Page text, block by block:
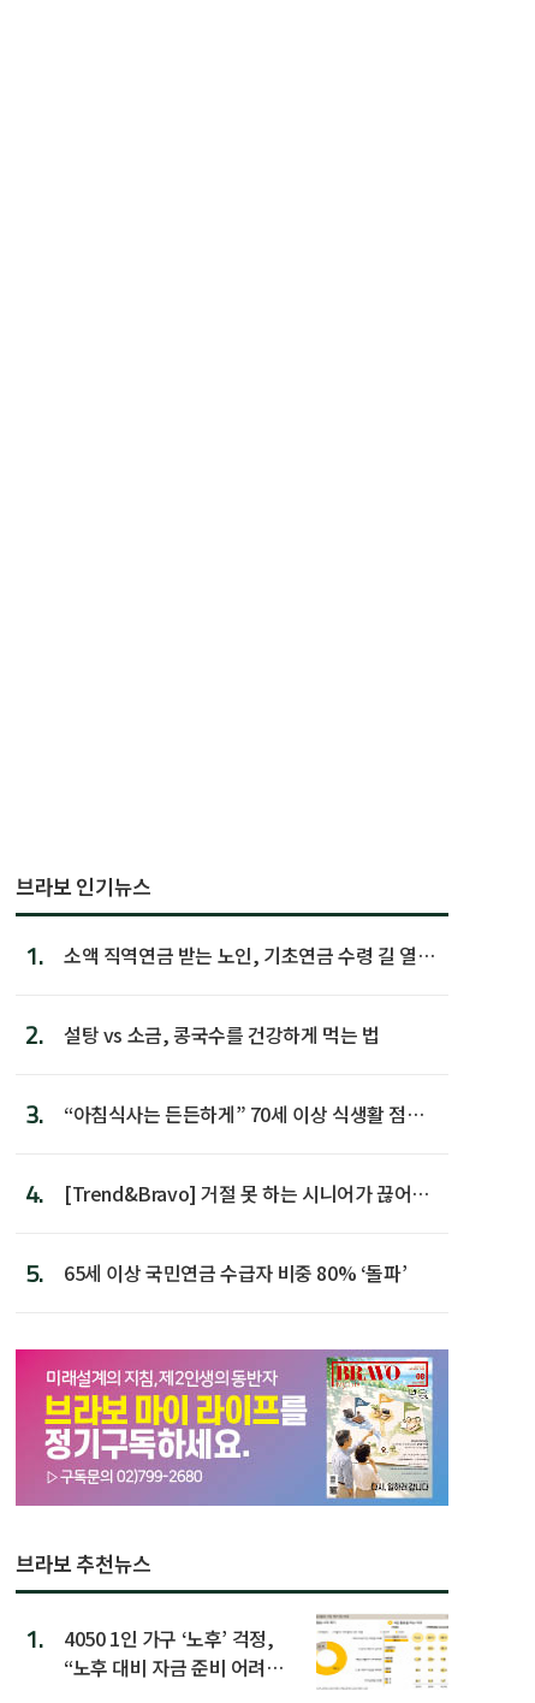
브라보 인기뉴스
1.
소액 직역연금 받는 노인, 기초연금 수령 길 열린
2. 설탕 vs 소금, 콩국수를 건강하게 먹는 법
3.
“아침식사는 든든하게” 70세 이상 식생활 점수
4.
[Trend&Bravo] 거절 못 하는 시니어가 끊어야
5. 65세 이상 국민연금 수급자 비중 80% ‘돌파’
브라보 추천뉴스
1.
4050 1인 가구 ‘노후’ 걱정,
“노후 대비 자금 준비 어려